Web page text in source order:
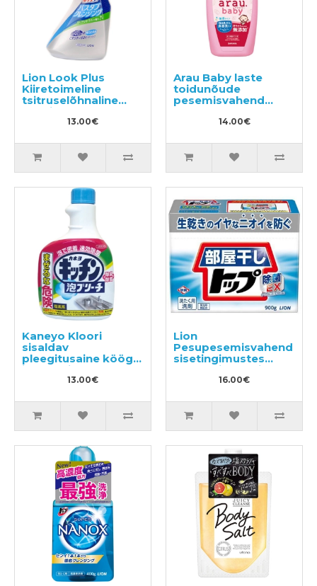
Lion Look Plus
Kiiretoimeline
tsitruselõhnaline
vannitoapuhastusvahend
13.00€
Arau Baby laste
toidunõude
pesemisvahend
14.00€
Kaneyo Kloori
sisaldav
pleegitusaine köögi
jaoks täide 400ml
13.00€
Lion
Pesupesemisvahend
sisetingimustes
pesu kuivatamiseks
16.00€